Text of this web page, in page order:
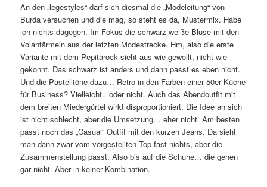
An den „legestyles“ darf sich diesmal die „Modeleitung“ von
Burda versuchen und die mag, so steht es da, Mustermix. Habe
ich nichts dagegen. Im Fokus die schwarz-weiße Bluse mit den
Volantärmeln aus der letzten Modestrecke. Hm, also die erste
Variante mit dem Pepitarock sieht aus wie gewollt, nicht wie
gekonnt. Das schwarz ist anders und dann passt es eben nicht.
Und die Pastelltöne dazu… Retro in den Farben einer 50er Küche
für Business? Vielleicht.. oder nicht. Auch das Abendoutfit mit
dem breiten Miedergürtel wirkt disproportioniert. Die Idee an sich
ist nicht schlecht, aber die Umsetzung… eher nicht. Am besten
passt noch das „Casual“ Outfit mit den kurzen Jeans. Da sieht
man dann zwar vom vorgestellten Top fast nichts, aber die
Zusammenstellung passt. Also bis auf die Schuhe… die gehen
gar nicht. Aber in keiner Kombination.